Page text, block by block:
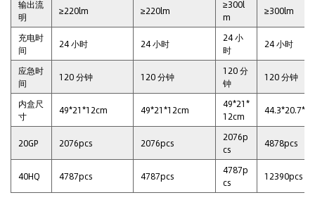
输出流
明
≥220lm ≥220lm
≥300l
m
≥300lm
充电时
间
24 小时 24 小时
24 小
时
24 小时
应急时
间
120 分钟 120 分钟
120 分
钟
120 分钟
内盒尺
寸
49*21*12cm 49*21*12cm
49*21*
12cm
20GP 2076pcs 2076pcs
2076p
cs
4878pcs
40HQ 4787pcs 4787pcs
4787p
cs
12390pcs